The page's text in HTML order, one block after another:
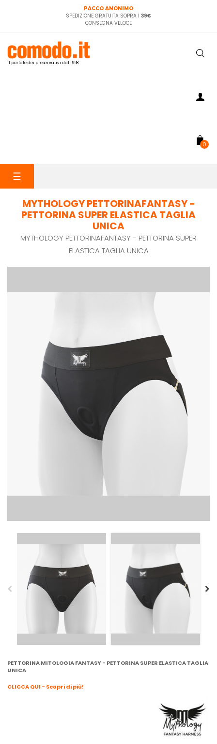
PACCO ANONIMO
SPEDIZIONE GRATUITA SOPRA I 39€
CONSEGNA VELOCE
il portale dei preservativi dal 1998
0
navigazione
☰
MYTHOLOGY PETTORINAFANTASY -
PETTORINA SUPER ELASTICA TAGLIA
UNICA
MYTHOLOGY PETTORINAFANTASY - PETTORINA SUPER
ELASTICA TAGLIA UNICA
PETTORINA MITOLOGIA FANTASY - PETTORINA SUPER ELASTICA TAGLIA
UNICA
CLICCA QUI - Scopri di più!